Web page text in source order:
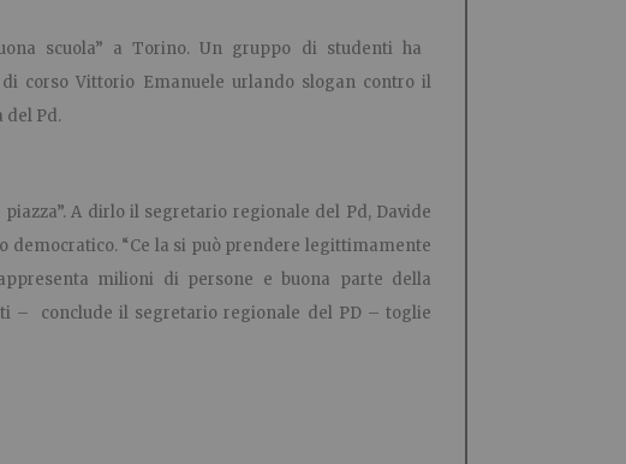
scuola” a Torino. Un gruppo di studenti ha
corso Vittorio Emanuele urlando slogan contro il
del Pd.
A dirlo il segretario regionale del Pd, Davide
democratico. “Ce la si può prendere legittimamente
milioni di persone e buona parte della
– conclude il segretario regionale del PD – toglie